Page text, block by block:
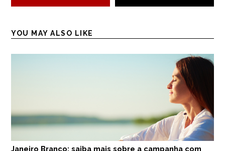
YOU MAY ALSO LIKE
Janeiro Branco: saiba mais sobre a campanha com